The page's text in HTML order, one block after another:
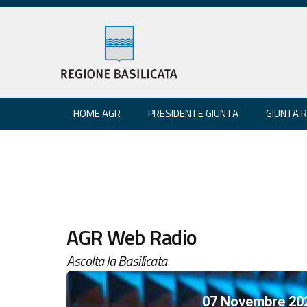
HOME AGR PRESIDENTE GIUNTA GIUNTA
AGR Web Radio
Ascolta la Basilicata
07 Novembre